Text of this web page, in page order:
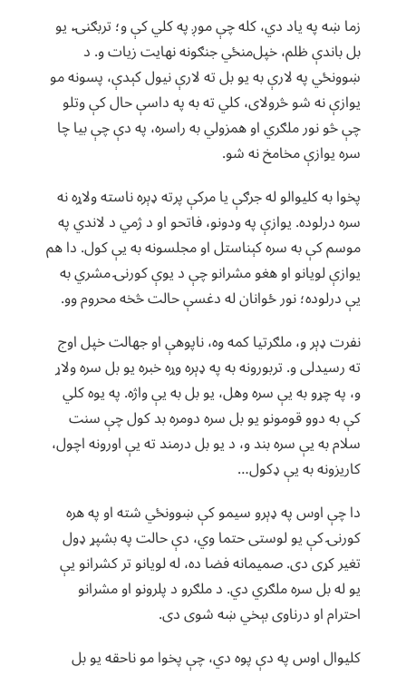
زما ښه په یاد دي، کله چې موږ په کلي کې و؛ تربګنۍ، یو
بل باندې ظلم، خپل‌منځي جنګونه نهایت زیات و. د
ښوونځي په لارې به یو بل ته لارې نیول کېدې، پسونه مو
یوازې نه شو څرولای، کلي ته به په داسې حال کې وتلو
چې څو نور ملګري او همزولي به راسره، په دې چې بیا چا
سره یوازې مخامخ نه شو.
پخوا به کلیوالو له جرګې یا مرکې پرته ډېره ناسته ولاړه نه
سره درلوده. یوازې په ودونو، فاتحو او د ژمي د لاندي په
موسم کې به سره کېناستل او مجلسونه به یې کول. دا هم
یوازې لویانو او هغو مشرانو چې د یوې کورنۍ مشري به
یې درلوده؛ نور ځوانان له دغسې حالت څخه محروم وو.
نفرت ډېر و، ملګرتیا کمه وه، ناپوهې او جهالت خپل اوج
ته رسیدلی و. تربورونه به په ډېره وړه خبره یو بل سره ولاړ
و، په چړو به یې سره وهل، یو بل به یې واژه. په یوه کلي
کې به دوو قومونو یو بل سره دومره بد کول چې سنت
سلام به یې سره بند و، د یو بل درمند ته یې اورونه اچول،
کاریزونه به یې ډکول…
دا چې اوس په ډېرو سیمو کې ښوونځي شته او په هره
کورنۍ کې یو لوستی حتما وي، دې حالت په بشپړ ډول
تغیر کړی دی. صمیمانه فضا ده، له لویانو تر کشرانو یې
یو له بل سره ملګري دي. د ملګرو د پلرونو او مشرانو
احترام او درناوی بېخي ښه شوی دی.
کلیوال اوس په دې پوه دي، چې پخوا مو ناحقه یو بل